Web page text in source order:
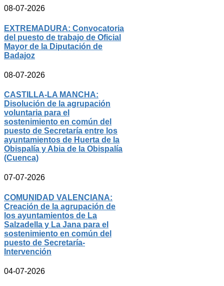
08-07-2026
EXTREMADURA: Convocatoria
del puesto de trabajo de Oficial
Mayor de la Diputación de
Badajoz
08-07-2026
CASTILLA-LA MANCHA:
Disolución de la agrupación
voluntaria para el
sostenimiento en común del
puesto de Secretaría entre los
ayuntamientos de Huerta de la
Obispalía y Abia de la Obispalía
(Cuenca)
07-07-2026
COMUNIDAD VALENCIANA:
Creación de la agrupación de
los ayuntamientos de La
Salzadella y La Jana para el
sostenimiento en común del
puesto de Secretaría-
Intervención
04-07-2026